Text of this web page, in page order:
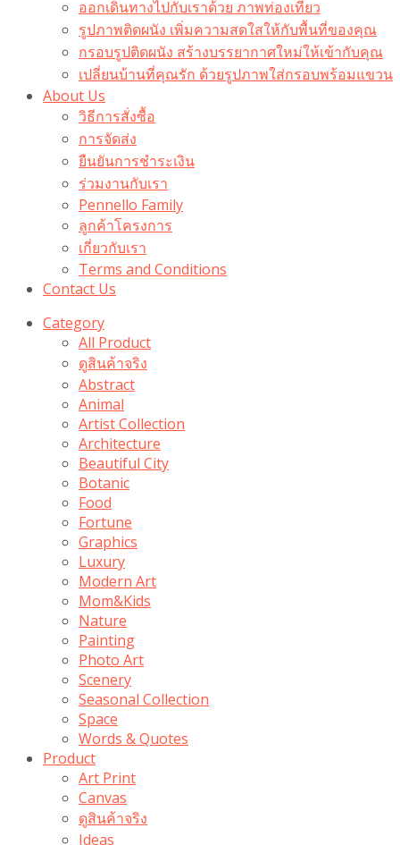
ออกเดินทางไปกับเราด้วย ภาพท่องเที่ยว
รูปภาพติดผนัง เพิ่มความสดใสให้กับพื้นที่ของคุณ
กรอบรูปติดผนัง สร้างบรรยากาศใหม่ให้เข้ากับคุณ
เปลี่ยนบ้านที่คุณรัก ด้วยรูปภาพใส่กรอบพร้อมแขวน​
About Us
วิธีการสั่งซื้อ
การจัดส่ง
ยืนยันการชำระเงิน
ร่วมงานกับเรา
Pennello Family
ลูกค้าโครงการ
เกี่ยวกับเรา
Terms and Conditions
Contact Us
Category
All Product
ดูสินค้าจริง
Abstract
Animal
Artist Collection
Architecture
Beautiful City
Botanic
Food
Fortune
Graphics
Luxury
Modern Art
Mom&Kids
Nature
Painting
Photo Art
Scenery
Seasonal Collection
Space
Words & Quotes
Product
Art Print
Canvas
ดูสินค้าจริง
Ideas